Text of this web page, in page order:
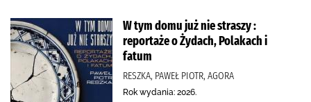
W tym domu już nie straszy :
reportaże o Żydach, Polakach i
fatum
RESZKA, PAWEŁ PIOTR, AGORA
Rok wydania: 2026.